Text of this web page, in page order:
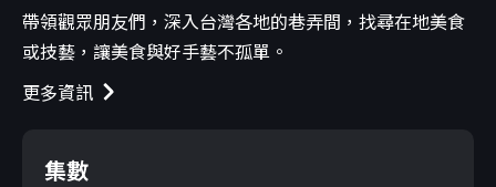
帶領觀眾朋友們，深入台灣各地的巷弄間，找尋在地美食
或技藝，讓美食與好手藝不孤單。
更多資訊
集數